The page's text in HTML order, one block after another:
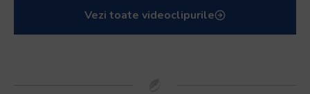
Vezi toate videoclipurile